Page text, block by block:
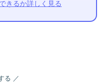
きるか詳しく見る
る